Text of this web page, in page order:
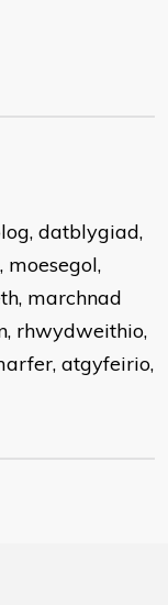
datblygiad,
moesegol,
marchnad
rhwydweithio,
atgyfeirio,